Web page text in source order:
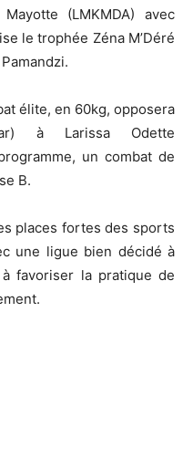
(LMKMDA) avec
le trophée Zéna M’Déré
élite, en 60kg, opposera
à Larissa Odette
un combat de
B.
places fortes des sports
une ligue bien décidé à
favoriser la pratique de